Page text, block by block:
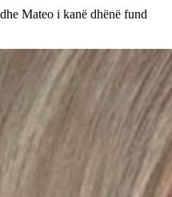
Mateo i kanë dhënë fund